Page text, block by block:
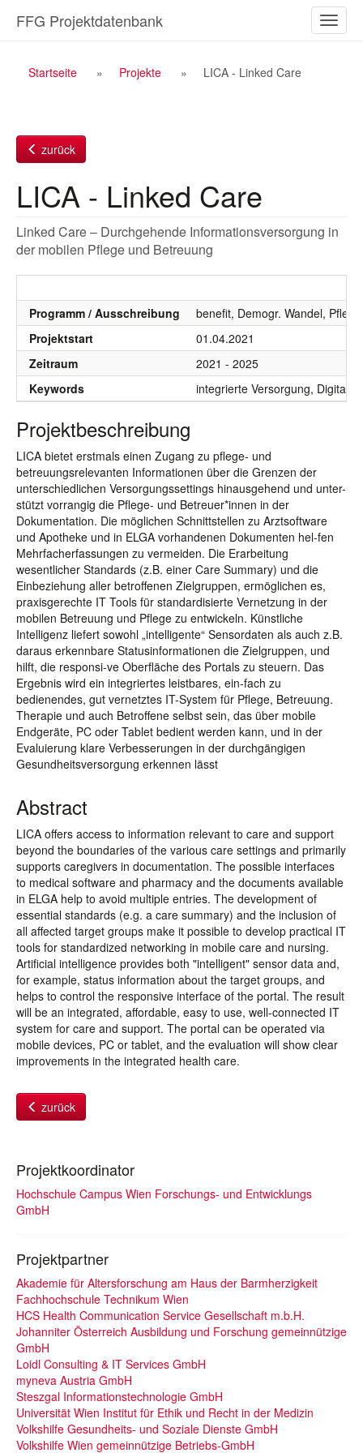
Inhalt
ein-/
FFG Projektdatenbank
Breadcrumb
Startseite Projekte LICA - Linked Care
zurück
LICA - Linked Care
Linked Care – Durchgehende Informationsversorgung in
der mobilen Pflege und Betreuung
Programm / Ausschreibung
benefit, Demogr. Wandel,
Projektstart
01.04.2021
Zeitraum
2021 - 2025
Keywords
integrierte Versorgung,
Projektbeschreibung
LICA bietet erstmals einen Zugang zu pflege- und
betreuungsrelevanten Informationen über die Grenzen der
unterschiedlichen Versorgungssettings hinausgehend und unter-
stützt vorrangig die Pflege- und Betreuer*innen in der
Dokumentation. Die möglichen Schnittstellen zu Arztsoftware
und Apotheke und in ELGA vorhandenen Dokumenten hel-fen
Mehrfacherfassungen zu vermeiden. Die Erarbeitung
wesentlicher Standards (z.B. einer Care Summary) und die
Einbeziehung aller betroffenen Zielgruppen, ermöglichen es,
praxisgerechte IT Tools für standardisierte Vernetzung in der
mobilen Betreuung und Pflege zu entwickeln. Künstliche
Intelligenz liefert sowohl „intelligente“ Sensordaten als auch z.B.
daraus erkennbare Statusinformationen die Zielgruppen, und
hilft, die responsi-ve Oberfläche des Portals zu steuern. Das
Ergebnis wird ein integriertes leistbares, ein-fach zu
bedienendes, gut vernetztes IT-System für Pflege, Betreuung.
Therapie und auch Betroffene selbst sein, das über mobile
Endgeräte, PC oder Tablet bedient werden kann, und in der
Evaluierung klare Verbesserungen in der durchgängigen
Gesundheitsversorgung erkennen lässt
Abstract
LICA offers access to information relevant to care and support
beyond the boundaries of the various care settings and primarily
supports caregivers in documentation. The possible interfaces
to medical software and pharmacy and the documents available
in ELGA help to avoid multiple entries. The development of
essential standards (e.g. a care summary) and the inclusion of
all affected target groups make it possible to develop practical IT
tools for standardized networking in mobile care and nursing.
Artificial intelligence provides both "intelligent" sensor data and,
for example, status information about the target groups, and
helps to control the responsive interface of the portal. The result
will be an integrated, affordable, easy to use, well-connected IT
system for care and support. The portal can be operated via
mobile devices, PC or tablet, and the evaluation will show clear
improvements in the integrated health care.
zurück
Projektkoordinator
Hochschule Campus Wien Forschungs- und Entwicklungs
GmbH
Projektpartner
Akademie für Altersforschung am Haus der Barmherzigkeit
Fachhochschule Technikum Wien
HCS Health Communication Service Gesellschaft m.b.H.
Johanniter Österreich Ausbildung und Forschung gemeinnützige
GmbH
Loidl Consulting & IT Services GmbH
myneva Austria GmbH
Steszgal Informationstechnologie GmbH
Universität Wien Institut für Ethik und Recht in der Medizin
Volkshilfe Gesundheits- und Soziale Dienste GmbH
Volkshilfe Wien gemeinnützige Betriebs-GmbH